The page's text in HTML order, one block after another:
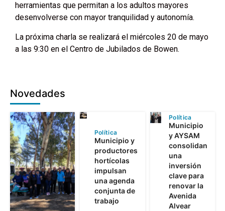
herramientas que permitan a los adultos mayores
desenvolverse con mayor tranquilidad y autonomía.
La próxima charla se realizará el miércoles 20 de mayo
a las 9:30 en el Centro de Jubilados de Bowen.
Novedades
Política
Municipio y
productores
hortícolas
impulsan
una agenda
conjunta de
trabajo
Política
Municipio
y AYSAM
consolidan
una
inversión
clave para
renovar la
Avenida
Alvear